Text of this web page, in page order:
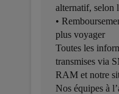
alternatif, selon
•
plus voyager
Toutes les
transmises via
RAM et notre
Nos équipes à